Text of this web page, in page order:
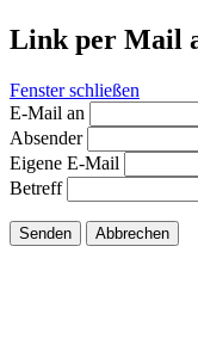
Link per Mail
Fenster schließen
E-Mail an
Absender
Eigene E-Mail
Betreff
Senden Abbrechen